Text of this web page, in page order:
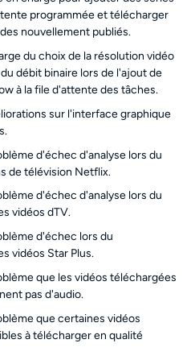
programmée et télécharger
nouvellement publiés.
du choix de la résolution vidéo
débit binaire lors de l'ajout de
à la file d'attente des tâches.
sur l'interface graphique
d'échec d'analyse lors du
de télévision Netflix.
d'échec d'analyse lors du
vidéos dTV.
d'échec lors du
vidéos Star Plus.
que les vidéos téléchargées
pas d'audio.
que certaines vidéos
à télécharger en qualité